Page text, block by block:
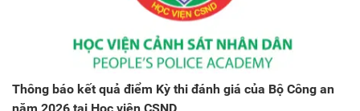
Thông báo kết quả điểm Kỳ thi đánh giá của Bộ Công an